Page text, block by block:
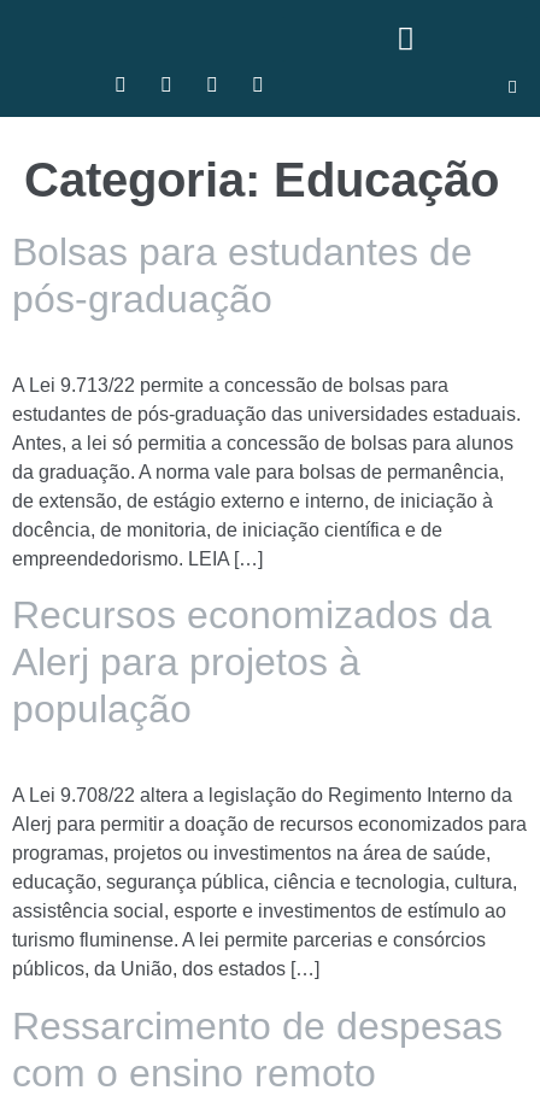
Categoria: Educação
Bolsas para estudantes de
pós-graduação
A Lei 9.713/22 permite a concessão de bolsas para
estudantes de pós-graduação das universidades estaduais.
Antes, a lei só permitia a concessão de bolsas para alunos
da graduação. A norma vale para bolsas de permanência,
de extensão, de estágio externo e interno, de iniciação à
docência, de monitoria, de iniciação científica e de
empreendedorismo. LEIA […]
Recursos economizados da
Alerj para projetos à
população
A Lei 9.708/22 altera a legislação do Regimento Interno da
Alerj para permitir a doação de recursos economizados para
programas, projetos ou investimentos na área de saúde,
educação, segurança pública, ciência e tecnologia, cultura,
assistência social, esporte e investimentos de estímulo ao
turismo fluminense. A lei permite parcerias e consórcios
públicos, da União, dos estados […]
Ressarcimento de despesas
com o ensino remoto